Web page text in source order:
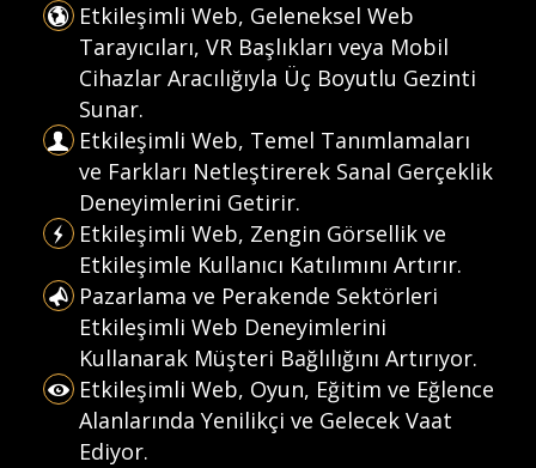
Etkileşimli Web, Geleneksel Web
Tarayıcıları, VR Başlıkları veya Mobil
Cihazlar Aracılığıyla Üç Boyutlu Gezinti
Sunar.
Etkileşimli Web, Temel Tanımlamaları
ve Farkları Netleştirerek Sanal Gerçeklik
Deneyimlerini Getirir.
Etkileşimli Web, Zengin Görsellik ve
Etkileşimle Kullanıcı Katılımını Artırır.
Pazarlama ve Perakende Sektörleri
Etkileşimli Web Deneyimlerini
Kullanarak Müşteri Bağlılığını Artırıyor.
Etkileşimli Web, Oyun, Eğitim ve Eğlence
Alanlarında Yenilikçi ve Gelecek Vaat
Ediyor.